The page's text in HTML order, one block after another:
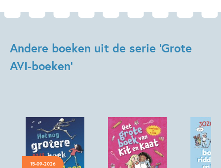
Andere boeken uit de serie 'Grote
AVI-boeken'
15-09-2026